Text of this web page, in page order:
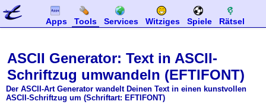
Apps Tools Services Witziges Spiele Rätsel
ASCII Generator: Text in ASCII-
Schriftzug umwandeln (EFTIFONT)
Der ASCII-Art Generator wandelt Deinen Text in einen kunstvollen
ASCII-Schriftzug um (Schriftart: EFTIFONT)